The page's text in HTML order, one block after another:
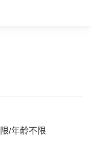
/年龄不限